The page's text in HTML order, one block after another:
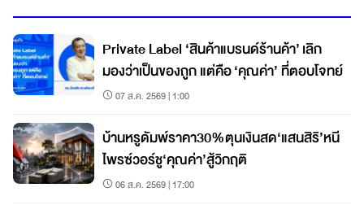
Private Label ‘สินค้าแบรนด์ร้านค้า’ เลิก
มองว่าเป็นของถูก แต่คือ ‘คุณค่า’ ที่ตอบโจทย์
07 ส.ค. 2569 | 1:00
บ้านหรูดัมพ์ราคา30%ตุนเงินสด‘แสนสิริ’หนี
ไพรซ์วอร์ชู‘คุณค่า’สู้วิกฤติ
06 ส.ค. 2569 | 17:00